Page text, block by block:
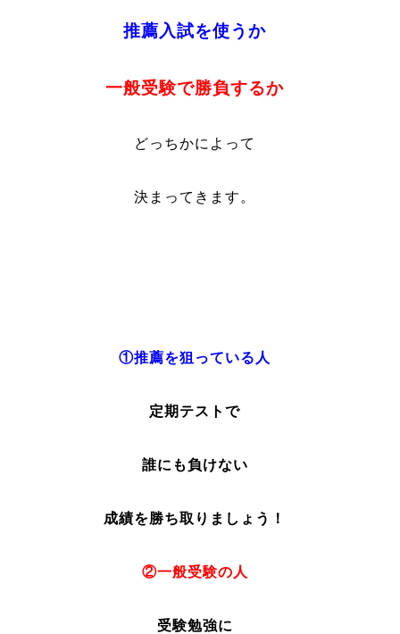
推薦入試を使うか
一般受験で勝負するか
どっちかによって
決まってきます。
①推薦を狙っている人
定期テストで
誰にも負けない
成績を勝ち取りましょう！
②一般受験の人
受験勉強に